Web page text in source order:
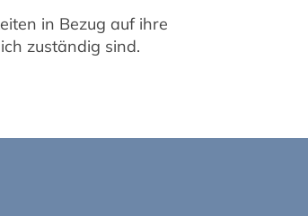
in Bezug auf ihre
zuständig sind.